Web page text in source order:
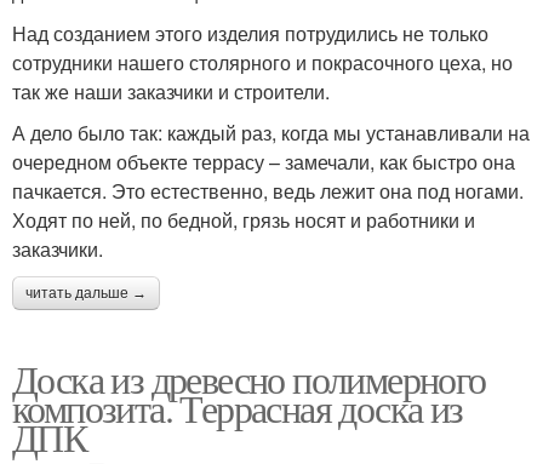
Над созданием этого изделия потрудились не только
сотрудники нашего столярного и покрасочного цеха, но
так же наши заказчики и строители.
А дело было так: каждый раз, когда мы устанавливали на
очередном объекте террасу – замечали, как быстро она
пачкается. Это естественно, ведь лежит она под ногами.
Ходят по ней, по бедной, грязь носят и работники и
заказчики.
читать дальше →
Доска из древесно полимерного
композита. Террасная доска из
ДПК